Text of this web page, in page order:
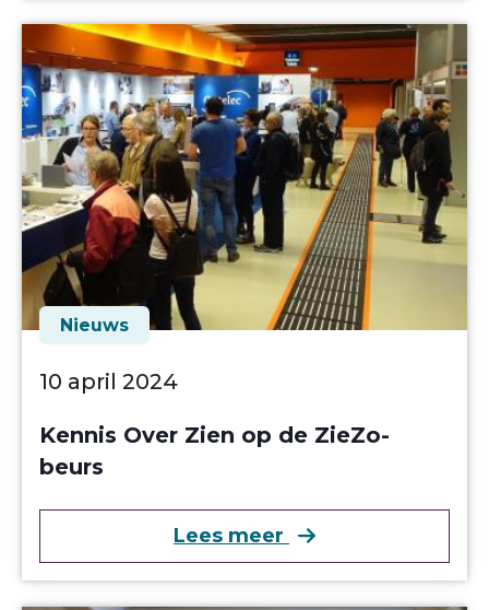
Kennis Over Zien op de ZieZo-
beurs
Nieuws
10 april 2024
Lees meer over Kennis Over